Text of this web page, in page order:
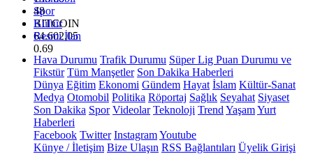
48
BITCOIN
64.602,05
0.69
Spor
Kültür
Resmi İlan
Hava Durumu Trafik Durumu Süper Lig Puan Durumu ve
Fikstür Tüm Manşetler Son Dakika Haberleri
Dünya Eğitim Ekonomi Gündem Hayat İslam Kültür-Sanat
Medya Otomobil Politika Röportaj Sağlık Seyahat Siyaset
Son Dakika Spor Videolar Teknoloji Trend YaşamYurt
Haberleri
Facebook Twitter InstagramYoutube
Künye / İletişim Bize Ulaşın RSS Bağlantıları Üyelik Girişi